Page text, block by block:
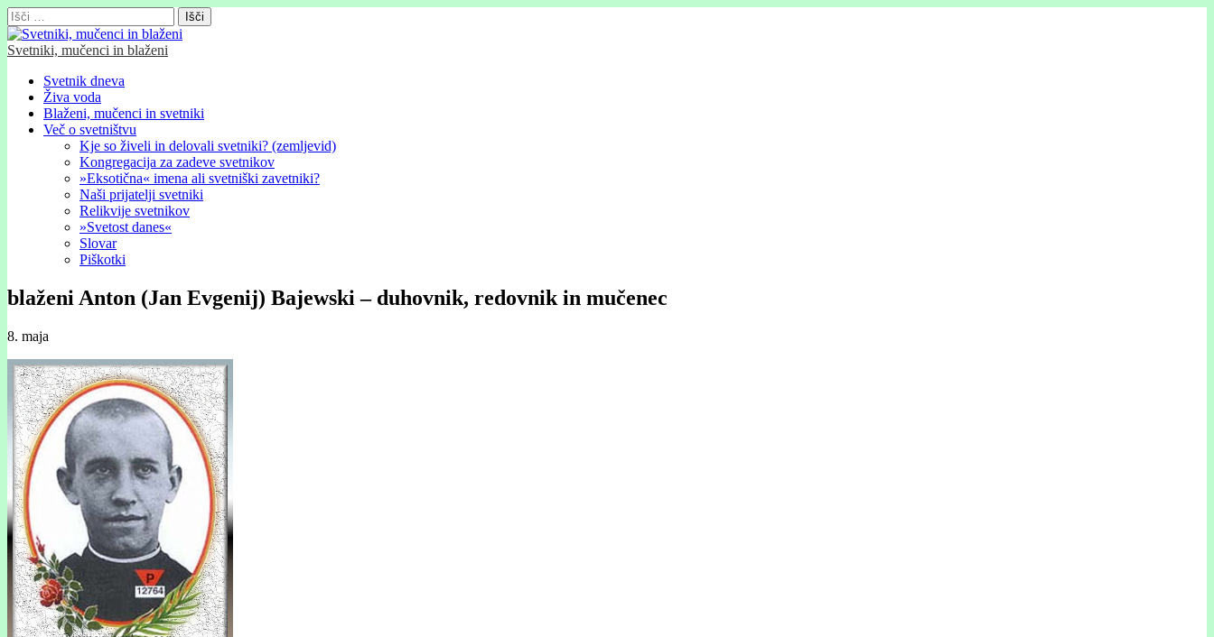
Išči:
Svetniki, mučenci in blaženi
Glavni
meni
Skip
content
Svetnik dneva
Živa voda
Blaženi, mučenci in svetniki
Več o svetništvu
Kje so živeli in delovali svetniki? (zemljevid)
Kongregacija za zadeve svetnikov
»Eksotična« imena ali svetniški zavetniki?
Naši prijatelji svetniki
Relikvije svetnikov
»Svetost danes«
Slovar
Piškotki
blaženi Anton (Jan Evgenij) Bajewski – duhovnik, redovnik in mučenec
8. maja